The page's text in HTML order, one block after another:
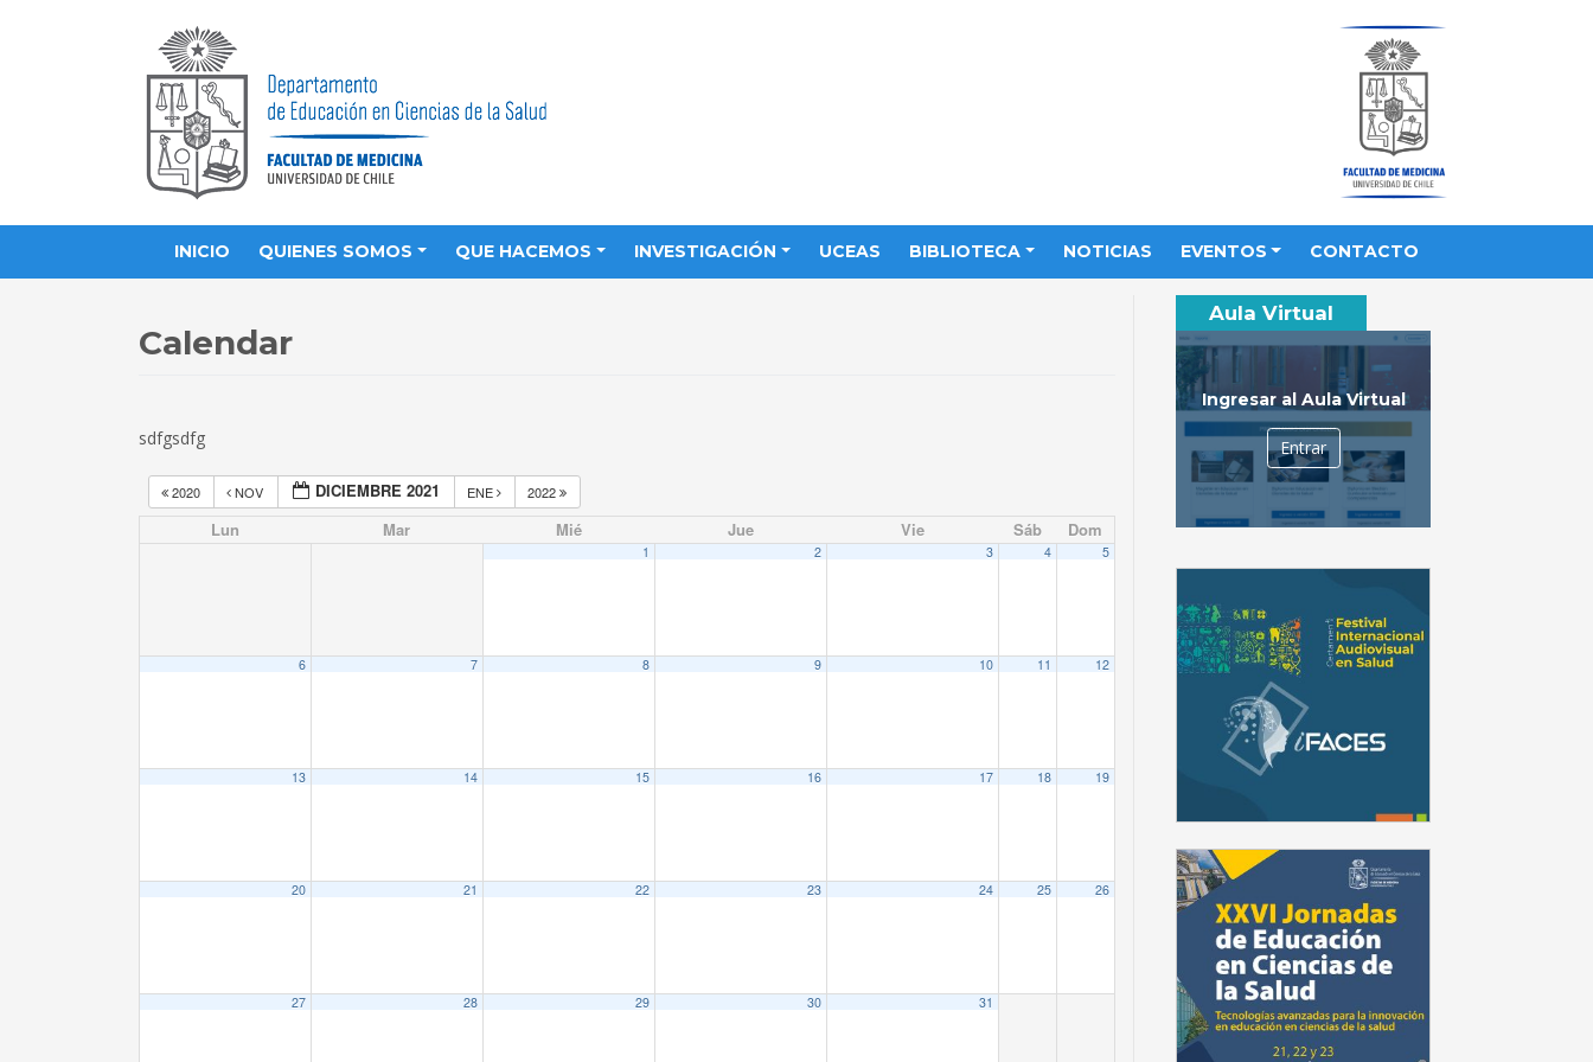
INICIO QUIENES SOMOS QUE HACEMOS INVESTIGACIÓN UCEAS BIBLIOTECA NOTICIAS EVENTOS CONTACTO
Calendar
sdfgsdfg
2020 NOV DICIEMBRE 2021 ENE 2022
Lun Mar Mié Jue Vie Sáb Dom
1 2 3 4 5
6 7 8 9 10 11 12
13 14 15 16 17 18 19
20 21 22 23 24 25 26
27 28 29 30 31
Aula Virtual
Ingresar al Aula Virtual
Entrar